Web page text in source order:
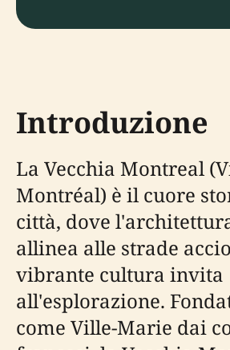
Introduzione
La Vecchia Montreal
Montréal) è il cuore
città, dove
allinea alle strade
vibrante cultura invita
all'esplorazione.
come Ville-Marie dai